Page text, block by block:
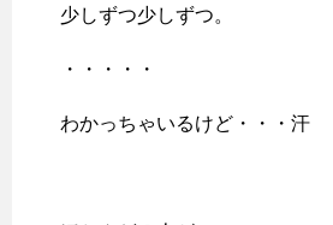
少しずつ少しずつ。
・・・・・
わかっちゃいるけど・・・汗